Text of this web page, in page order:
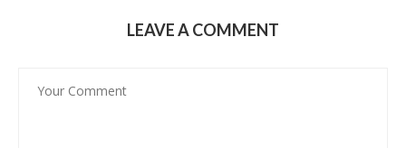
LEAVE A COMMENT